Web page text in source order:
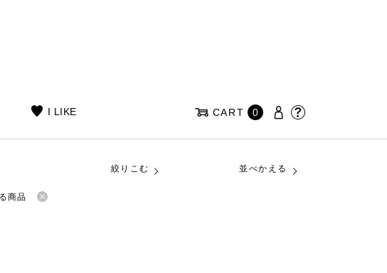
I LIKE CART 0
絞りこむ 並べかえる
商品